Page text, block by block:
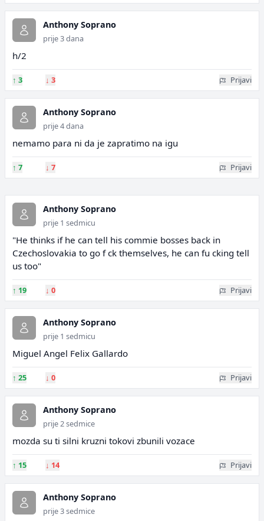
Anthony Soprano
prije 3 dana
h/2
↑ 3 ↓ 3 Prijavi
Anthony Soprano
prije 4 dana
nemamo para ni da je zapratimo na igu
↑ 7 ↓ 7 Prijavi
Anthony Soprano
prije 1 sedmicu
"He thinks if he can tell his commie bosses back in
Czechoslovakia to go f ck themselves, he can fu cking tell
us too"
↑ 19 ↓ 0 Prijavi
Anthony Soprano
prije 1 sedmicu
Miguel Angel Felix Gallardo
↑ 25 ↓ 0 Prijavi
Anthony Soprano
prije 2 sedmice
mozda su ti silni kruzni tokovi zbunili vozace
↑ 15 ↓ 14 Prijavi
Anthony Soprano
prije 3 sedmice